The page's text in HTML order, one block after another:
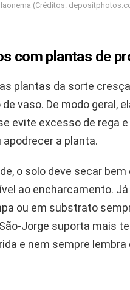
(Créditos:
com plantas de
plantas da sorte
de vaso. De modo geral,
evite excesso de rega
apodrecer a planta.
o solo deve secar
ao encharcamento.
ou em substrato
Jorge suporta mais
e nem sempre lembra